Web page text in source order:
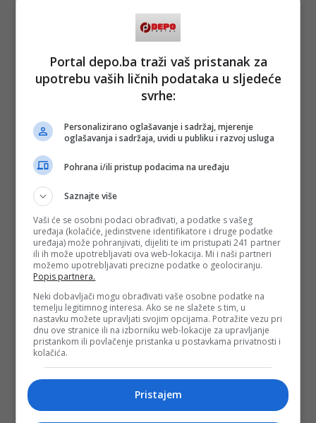
Portal depo.ba traži vaš pristanak za
upotrebu vaših ličnih podataka u sljedeće
svrhe:
Personalizirano oglašavanje i sadržaj, mjerenje
oglašavanja i sadržaja, uvidi u publiku i razvoj usluga
Pohrana i/ili pristup podacima na uređaju
Saznajte više
Vaši će se osobni podaci obrađivati, a podatke s vašeg
uređaja (kolačiće, jedinstvene identifikatore i druge podatke
uređaja) može pohranjivati, dijeliti te im pristupati 241 partner
ili ih može upotrebljavati ova web-lokacija. Mi i naši partneri
možemo upotrebljavati precizne podatke o geolociranju.
Popis partnera.
Neki dobavljači mogu obrađivati vaše osobne podatke na
temelju legitimnog interesa. Ako se ne slažete s tim, u
nastavku možete upravljati svojim opcijama. Potražite vezu pri
dnu ove stranice ili na izborniku web-lokacije za upravljanje
pristankom ili povlačenje pristanka u postavkama privatnosti i
kolačića.
Pristajem